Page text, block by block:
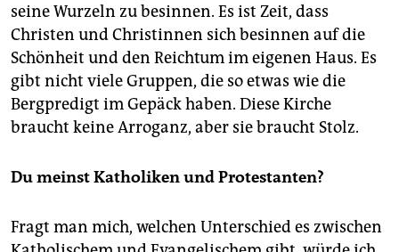
seine Wurzeln zu besinnen. Es ist Zeit, dass
Christen und Christinnen sich besinnen auf die
Schönheit und den Reichtum im eigenen Haus. Es
gibt nicht viele Gruppen, die so etwas wie die
Bergpredigt im Gepäck haben. Diese Kirche
braucht keine Arroganz, aber sie braucht Stolz.
Du meinst Katholiken und Protestanten?
Fragt man mich, welchen Unterschied es zwischen